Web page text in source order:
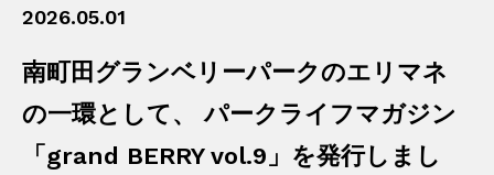
2026.05.01
南町田グランベリーパークのエリマネ
の一環として、 パークライフマガジン
「grand BERRY vol.9」を発行しまし